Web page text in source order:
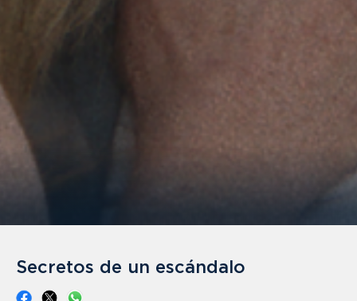
Secretos de un escándalo